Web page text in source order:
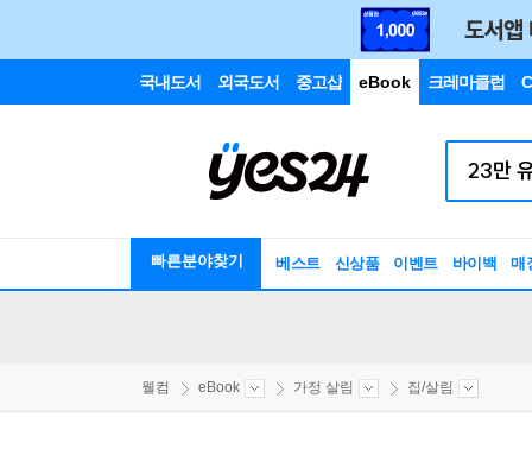
국내도서 외국도서 중고샵 eBook 크레마클럽
빠른분야찾기 베스트 신상품 이벤트 바이백 매
웰컴 eBook 가정 살림 집/살림